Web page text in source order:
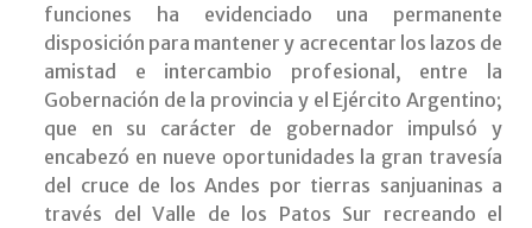
funciones ha evidenciado una permanente
disposición para mantener y acrecentar los lazos de
amistad e intercambio profesional, entre la
Gobernación de la provincia y el Ejército Argentino;
que en su carácter de gobernador impulsó y
encabezó en nueve oportunidades la gran travesía
del cruce de los Andes por tierras sanjuaninas a
través del Valle de los Patos Sur recreando el